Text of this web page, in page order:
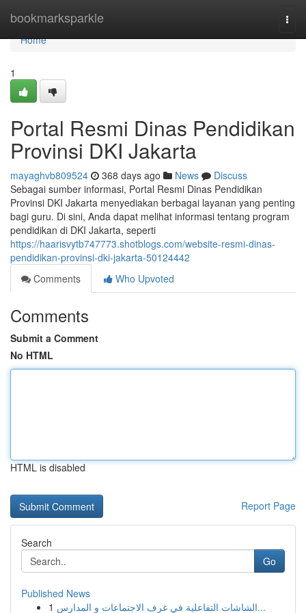
bookmarksparkle
Home
Home
1
Portal Resmi Dinas Pendidikan
Provinsi DKI Jakarta
mayaghvb809524 368 days ago News
Discuss
Sebagai sumber informasi, Portal Resmi Dinas Pendidikan
Provinsi DKI Jakarta menyediakan berbagai layanan yang penting
bagi guru. Di sini, Anda dapat melihat informasi tentang program
pendidikan di DKI Jakarta, seperti
https://haarisvytb747773.shotblogs.com/website-resmi-dinas-
pendidikan-provinsi-dki-jakarta-50124442
Comments
Who Upvoted
Comments
Submit a Comment
No HTML
HTML is disabled
Report Page
Search
Go
Published News
1
الشاشات التفاعلية في غرف الاجتماعات و المدارس...